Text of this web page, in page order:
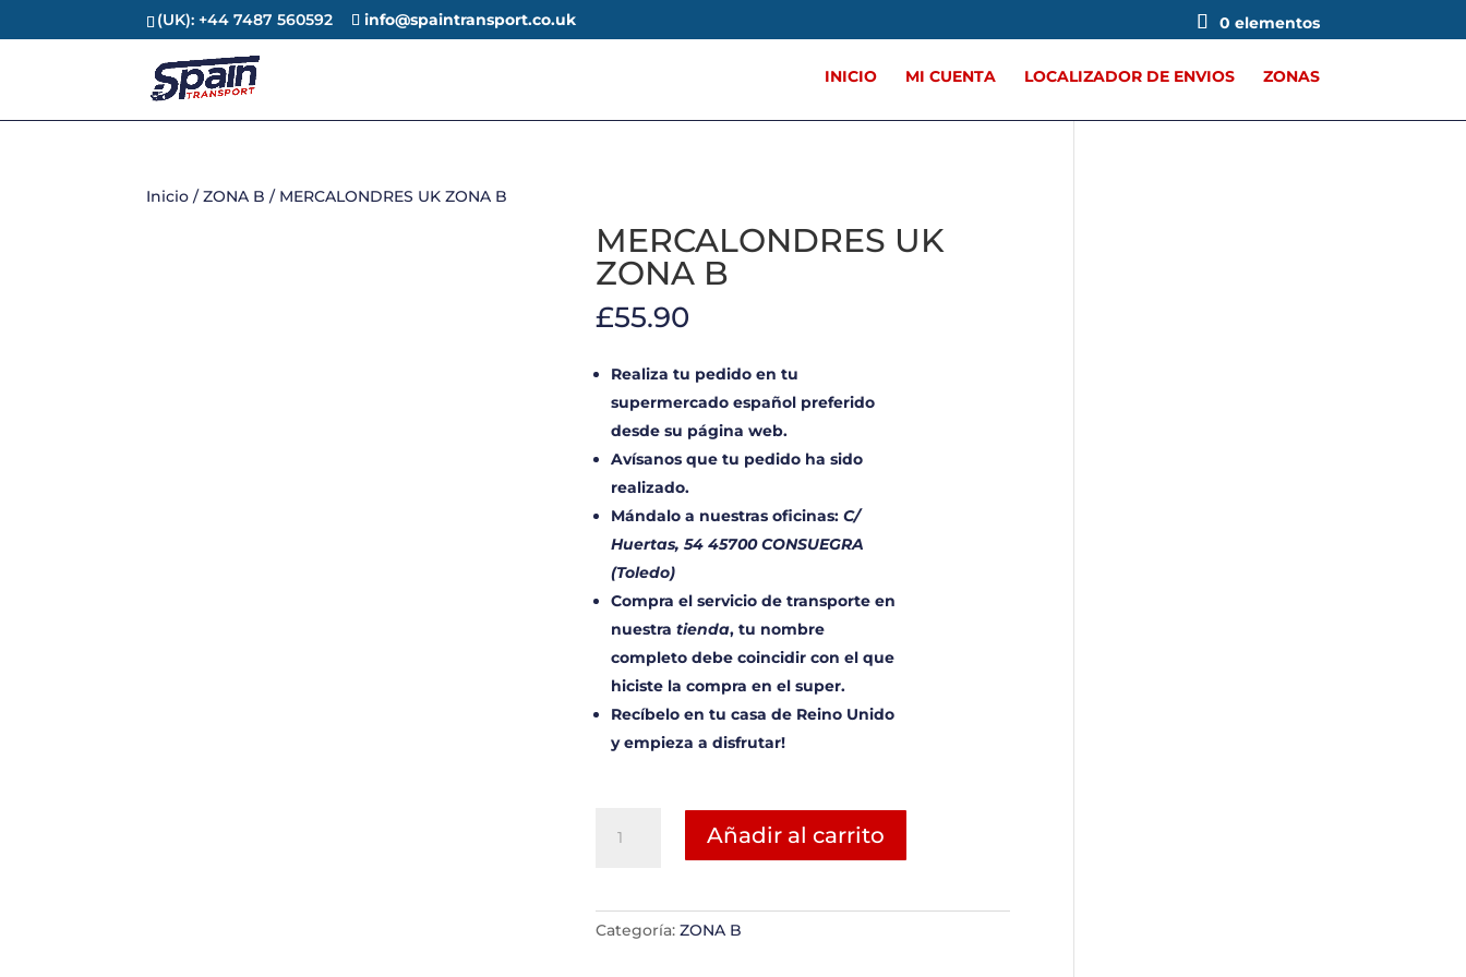
(UK): +44 7487 560592 info@spaintransport.co.uk 0 elementos
INICIO MI CUENTA LOCALIZADOR DE ENVIOS ZONAS
Inicio /ZONA B / MERCALONDRES UK ZONA B
MERCALONDRES UK
ZONA B
£55.90
Realiza tu pedido en tu
supermercado español preferido
desde su página web.
Avísanos que tu pedido ha sido
realizado.
Mándalo a nuestras oficinas:C/
Huertas, 54 45700 CONSUEGRA
(Toledo)
Compra el servicio de transporte en
nuestratienda, tu nombre
completo debe coincidir con el que
hiciste la compra en el super.
Recíbelo en tu casa de Reino Unido
y empieza a disfrutar!
cantidad
Añadir al carrito
Categoría:ZONA B